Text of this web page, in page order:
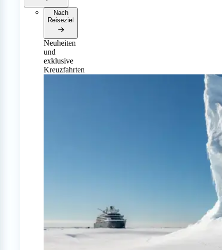
Nach
Reiseziel
Neuheiten
und
exklusive
Kreuzfahrten